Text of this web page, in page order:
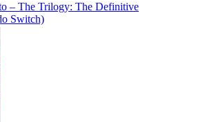
– The Trilogy: The Definitive
Switch)